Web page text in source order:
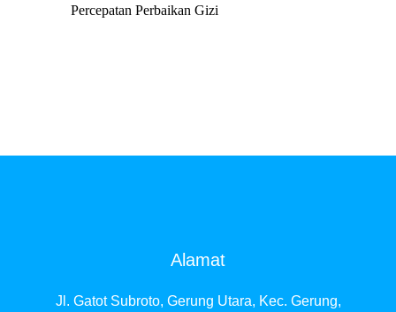
Percepatan Perbaikan Gizi
Alamat
Jl. Gatot Subroto, Gerung Utara, Kec. Gerung,